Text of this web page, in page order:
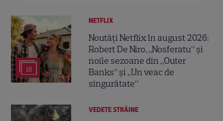
16
NETFLIX
Noutăți Netflix în august 2026:
Robert De Niro, „Nosferatu” și
noile sezoane din „Outer
Banks” și „Un veac de
singurătate”
VEDETE STRĂINE